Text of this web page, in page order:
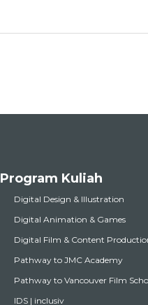
Program Kuliah
Digital Design & Illustration
Digital Animation & Games
Digital Film & Content
Pathway to JMC Academy
Pathway to Vancouver Film
IDS | inclusiv